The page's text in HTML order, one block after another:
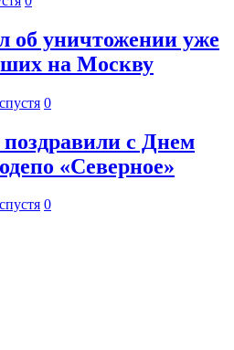
об уничтожении уже
на Москву
0
с Днем
«Северное»
0